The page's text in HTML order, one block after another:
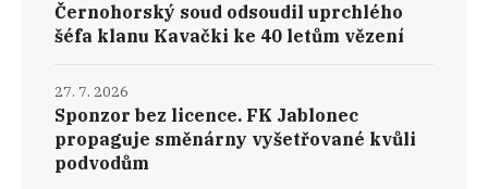
Černohorský soud odsoudil uprchlého
šéfa klanu Kavački ke 40 letům vězení
Sponzor bez licence. FK Jablonec
propaguje směnárny vyšetřované kvůli
podvodům
27. 7. 2026